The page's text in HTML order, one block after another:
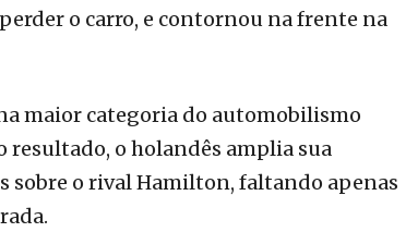
o carro, e contornou na frente na
maior categoria do automobilismo
resultado, o holandês amplia sua
sobre o rival Hamilton, faltando apenas